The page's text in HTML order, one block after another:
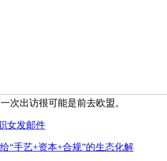
次出访很可能是前去欧盟。
女发邮件
“手艺+资本+合规”的生态化解